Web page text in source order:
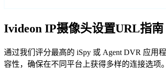
Ivideon IP摄像头设置URL指南
通过我们评分最高的 iSpy 或 Agent DVR 应用
容性，确保在不同平台上获得多样的连接选项